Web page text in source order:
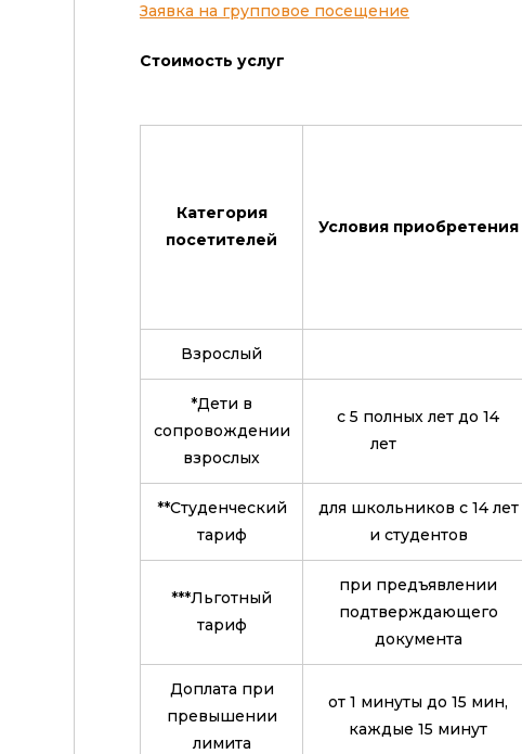
Заявка на групповое посещение
Стоимость услуг
Категория
посетителей
Условия приобретения
Взрослый
*Дети в
сопровождении
взрослых
с 5 полных лет до 14
лет
**Студенческий
тариф
для школьников с 14 лет
и студентов
***Льготный
тариф
при предъявлении
подтверждающего
документа
Доплата при
превышении
лимита
от 1 минуты до 15 мин,
каждые 15 минут